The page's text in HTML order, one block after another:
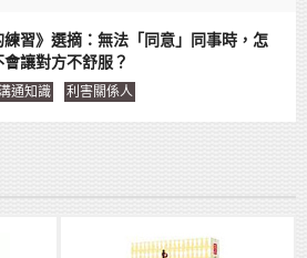
練習》選摘：無法「同意」同事時，怎
讓對方不舒服？
通知識 利害關係人